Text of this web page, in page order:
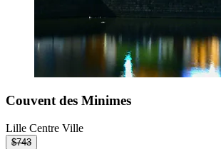
Couvent des Minimes
Lille Centre Ville
$743